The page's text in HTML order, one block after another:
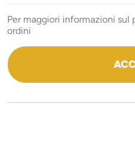
Per maggiori informazioni
ordini